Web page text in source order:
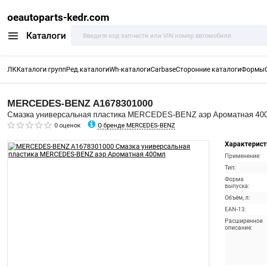
oeautoparts-kedr.com
Каталоги
ЛККаталоги группРед.каталогиWh-каталогиCarbaseСторонние каталогиФормы
MERCEDES-BENZ A1678301000
Смазка универсальная пластика MERCEDES-BENZ аэр Ароматная
0 оценок О бренде MERCEDES-BENZ
Применение:
Тип:
Форма
выпуска:
Объём, л:
EAN-13:
Расширенное
описание: